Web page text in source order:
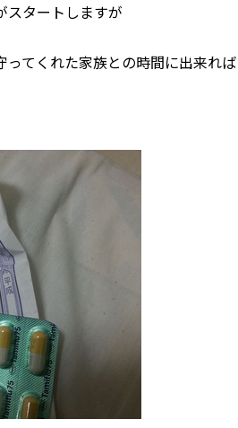
スタートしますが
てくれた家族との時間に出来れ